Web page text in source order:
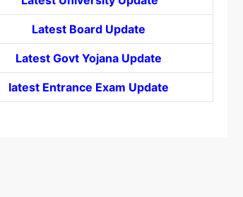
Latest Board Update
Latest Govt YojanaUpdate
latest Entrance Exam Update